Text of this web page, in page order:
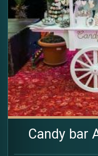
Candy bar